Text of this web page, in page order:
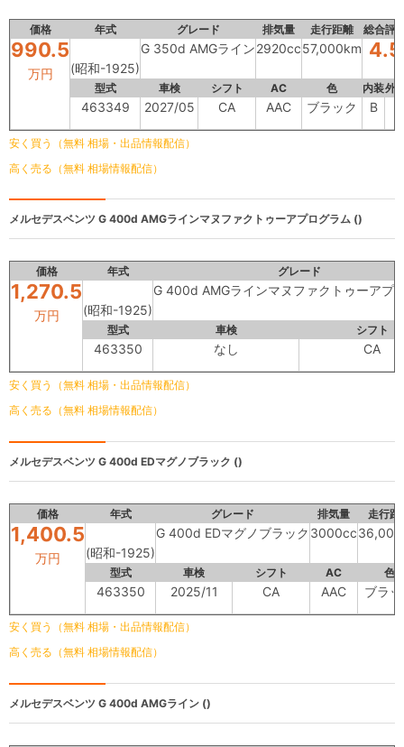
価格 年式 グレード 排気量 走行距離 総合評
990.5
万円 (昭和-1925)
G 350d AMGライン2920cc57,000km 4.5
型式 車検 シフト AC 色 内装外
463349 2027/05 CA AAC ブラック B
安く買う（無料 相場・出品情報配信）
高く売る（無料 相場情報配信）
メルセデスベンツ G 400d AMGラインマヌファクトゥーアプログラム ()
価格 年式 グレード
1,270.5
万円 (昭和-1925)
G 400d AMGラインマヌファクトゥーアプ
型式 車検 シフト
463350 なし CA
安く買う（無料 相場・出品情報配信）
高く売る（無料 相場情報配信）
メルセデスベンツ G 400d EDマグノブラック ()
価格 年式 グレード 排気量 走行距
1,400.5
万円 (昭和-1925)
G 400d EDマグノブラック 3000cc
型式 車検 シフト AC 色
463350 2025/11 CA AAC ブラ
安く買う（無料 相場・出品情報配信）
高く売る（無料 相場情報配信）
メルセデスベンツ G 400d AMGライン ()